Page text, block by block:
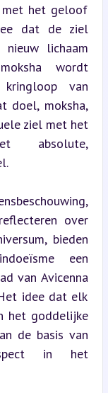
met het geloof
dat de ziel
nieuw lichaam
wordt
van
doel, moksha,
ziel met het
absolute,
over
bieden
een
van Avicenna
idee dat elk
het goddelijke
de basis van
in het